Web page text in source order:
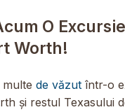
O
Worth!
multe de văzut într-o
și restul Texasului